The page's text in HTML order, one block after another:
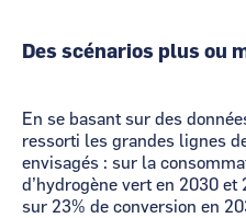
Des scénarios plus ou
En se basant sur des
ressorti les grandes lignes
envisagés : sur la
d’hydrogène vert en 2030
sur 23% de conversion en